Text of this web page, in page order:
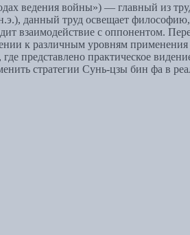
ведения войны») — главный из
данный труд освещает
взаимодействие с оппонентом.
к различным уровням применения
представлено практическое
стратегии Сунь-цзы бин фа в